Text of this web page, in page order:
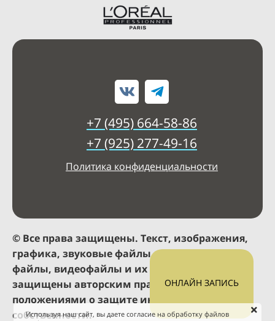
+7 (495) 664-58-86
+7 (925) 277-49-16
Политика конфиденциальности
© Все права защищены. Текст, изображения,
графика, звуковые файлы, анимационные
файлы, видеофайлы и их компоновка
защищены авторским правом и прочими
положениями о защите интеллектуальной
собственности.
Используя наш сайт, вы даете согласие на обработку файлов
ОНЛАЙН ЗАПИСЬ